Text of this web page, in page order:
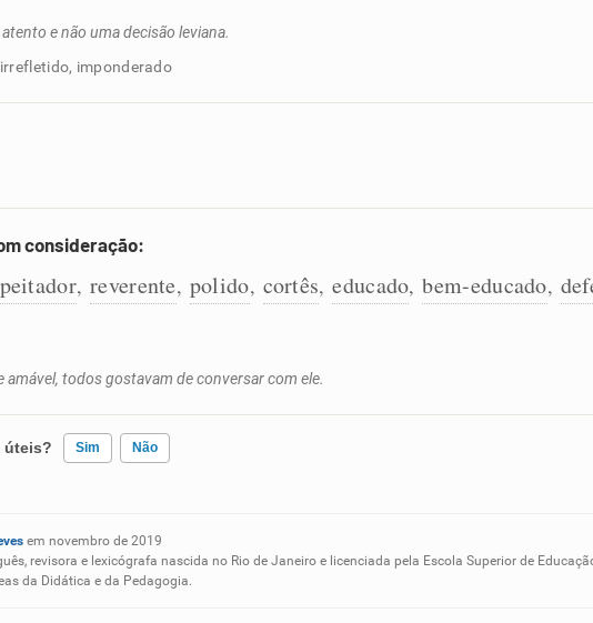
e não uma decisão leviana.
imponderado
consideração:
, reverente, polido, cortês, educado, bem-educado,
amável, todos gostavam de conversar com ele.
úteis? Sim Não
apresentados me ajudou
em novembro de 2019
revisora e lexicógrafa nascida no Rio de Janeiro e licenciada pela Escola Superior de
da Didática e da Pedagogia.